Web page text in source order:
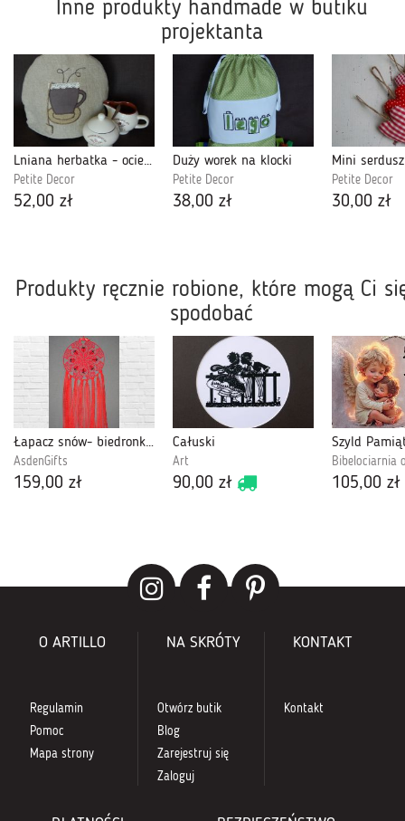
Inne produkty handmade w butiku
projektanta
Lniana herbatka - ocieplacz na czajnik
Petite Decor
52,00 zł
Duży worek na klocki
Petite Decor
38,00 zł
Petite Decor
30,00 zł
Produkty ręcznie robione, które mogą Ci
spodobać
Łapacz snów- biedronki MK132
AsdenGifts
159,00 zł
Całuski
Art
90,00 zł
Bibelociarnia
105,00 zł
O ARTILLO
Regulamin
Pomoc
Mapa strony
NA SKRÓTY
Otwórz butik
Blog
Zarejestruj się
Zaloguj
KONTAKT
Kontakt